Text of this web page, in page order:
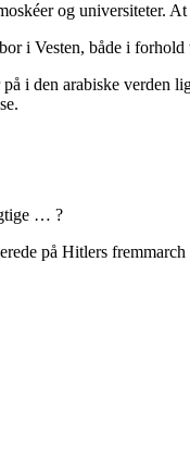
og universiteter.
i Vesten, både i forhold
i den arabiske
… ?
på Hitlers